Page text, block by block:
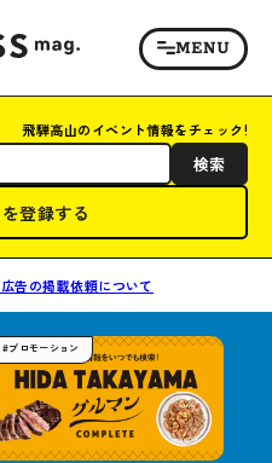
飛騨高山のイベント情報をチェック!
検索
登録する
告の掲載依頼について
#プロモーション